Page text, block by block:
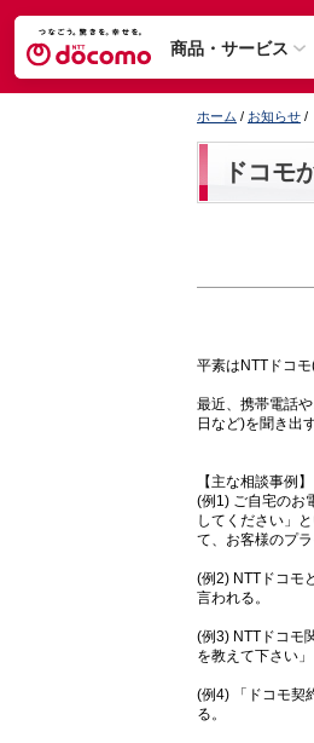
商品・サービス
ホーム / お知らせ /
ドコモ
平素はNTTドコ
最近、携帯電話
日など)を聞き出
【主な相談事例】
(例1) ご自宅のお
してください」
て、お客様のプ
(例2) NTTドコモ
言われる。
(例3) NTTドコモ
を教えて下さい
(例4) 「ドコモ契
る。